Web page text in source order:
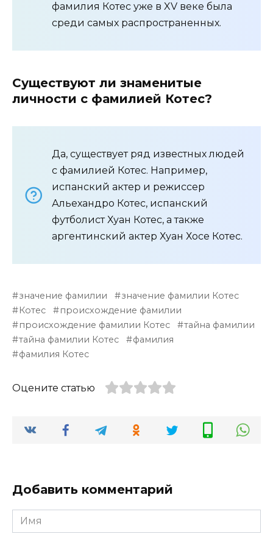
фамилия Котес уже в XV веке была
среди самых распространенных.
Существуют ли знаменитые
личности с фамилией Котес?
Да, существует ряд известных людей
с фамилией Котес. Например,
испанский актер и режиссер
Альехандро Котес, испанский
футболист Хуан Котес, а также
аргентинский актер Хуан Хосе Котес.
значение фамилии
значение фамилии Котес
Котес
происхождение фамилии
происхождение фамилии Котес
тайна фамилии
тайна фамилии Котес
фамилия
фамилия Котес
Оцените статью
Добавить комментарий
Имя
*